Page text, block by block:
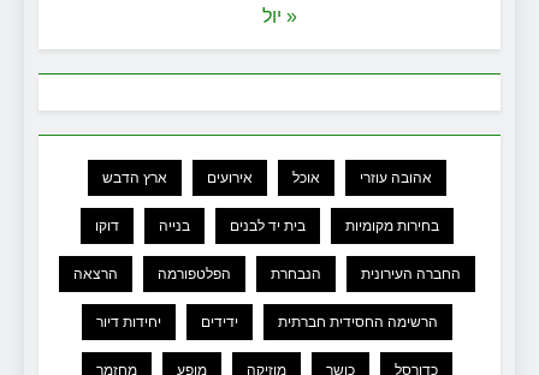
« יול
אהובה עוזרי אוכל אירועים ארץ הדבש
בחירות מקומיות בית יד לבנים בנייה דוקו
החברה העירונית הנבחרת הפלטפורמה הרצאה
הרשימה החסידית חברתית ידידים יחידות דיור
כדורסל כושר מוזיקה מופע מחזמר